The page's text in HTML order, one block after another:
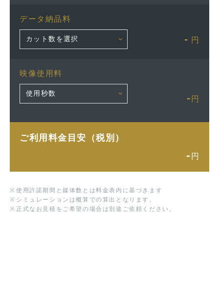
データ納品料
- 円
映像使用料
- 円
ご利用料金目安（税別）
- 円
※ 使用許諾期間と媒体数とは料金表内に基づきます
※ シミュレーションは概算での算出となります。
※ 正式なお見積をご希望の場合は別途ご依頼ください。